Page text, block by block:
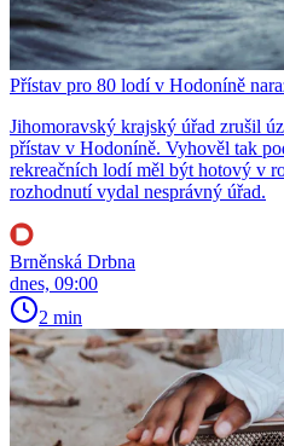
Přístav pro 80 lodí v Hodoníně
Jihomoravský krajský úřad zrušil
přístav v Hodoníně. Vyhověl tak
rekreačních lodí měl být hotový v
rozhodnutí vydal nesprávný úřad.
Brněnská Drbna
dnes, 09:00
2 min